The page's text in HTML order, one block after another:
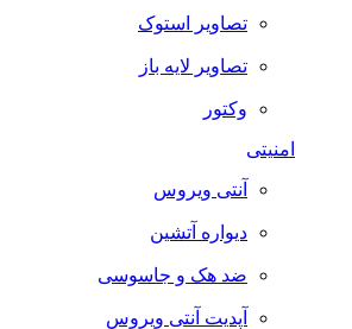
تصاویر استوک
تصاویر لایه باز
وکتور
امنیتی
آنتی ویروس
دیواره آتشین
ضد هک و جاسوسی
آپدیت آنتی ویروس